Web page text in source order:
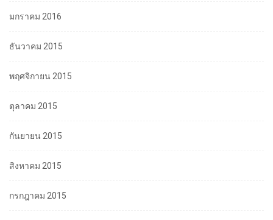
มกราคม 2016
ธันวาคม 2015
พฤศจิกายน 2015
ตุลาคม 2015
กันยายน 2015
สิงหาคม 2015
กรกฎาคม 2015